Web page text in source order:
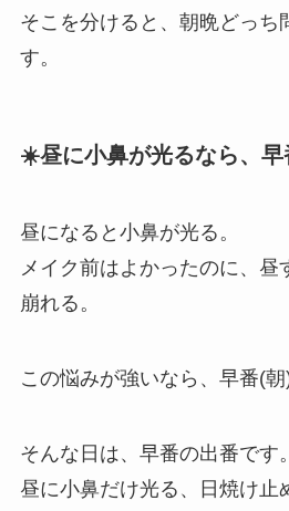
そこを分けると、朝晩どっち
す。
☀️昼に小鼻が光るなら、早
昼になると小鼻が光る。
メイク前はよかったのに、昼
崩れる。
この悩みが強いなら、早番(朝
そんな日は、早番の出番です。
昼に小鼻だけ光る、日焼け止